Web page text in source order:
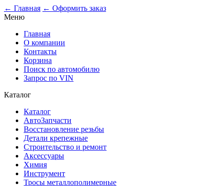
← Главная ← Оформить заказ
Меню
Главная
О компании
Контакты
Корзина
Поиск по автомобилю
Запрос по VIN
Каталог
Каталог
АвтоЗапчасти
Восстановление резьбы
Детали крепежные
Строительство и ремонт
Аксессуары
Химия
Инструмент
Тросы металлополимерные